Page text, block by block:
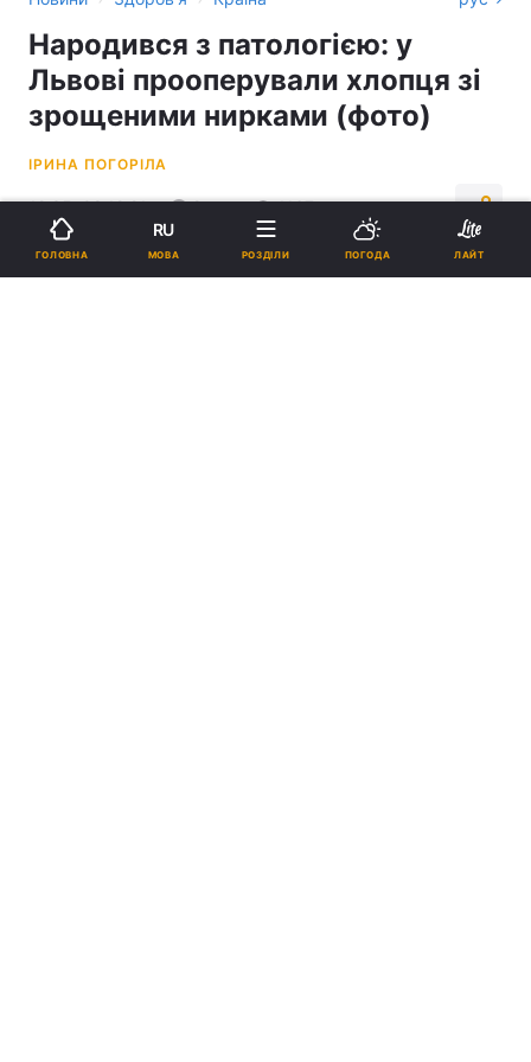
Народився з патологією: у
Львові прооперували хлопця зі
зрощеними нирками (фото)
ІРИНА ПОГОРІЛА
12:35, 08.12.21 2 хв. 1167
Підпишіться на нас в Google
ГОЛОВНА
RU
МОВА РОЗДІЛИ ПОГОДА ЛАЙТ